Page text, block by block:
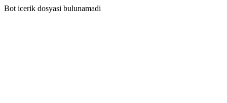
Bot icerik dosyasi bulunamadi